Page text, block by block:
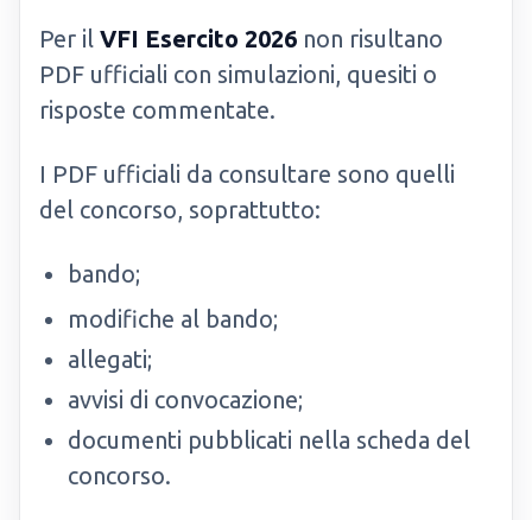
Per il VFI Esercito 2026 non risultano
PDF ufficiali con simulazioni, quesiti o
risposte commentate.
I PDF ufficiali da consultare sono quelli
del concorso, soprattutto:
bando;
modifiche al bando;
allegati;
avvisi di convocazione;
documenti pubblicati nella scheda del
concorso.